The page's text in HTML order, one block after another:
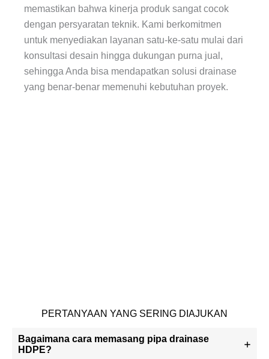
memastikan bahwa kinerja produk sangat cocok
dengan persyaratan teknik. Kami berkomitmen
untuk menyediakan layanan satu-ke-satu mulai dari
konsultasi desain hingga dukungan purna jual,
sehingga Anda bisa mendapatkan solusi drainase
yang benar-benar memenuhi kebutuhan proyek.
PERTANYAAN YANG SERING DIAJUKAN
Bagaimana cara memasang pipa drainase
HDPE?